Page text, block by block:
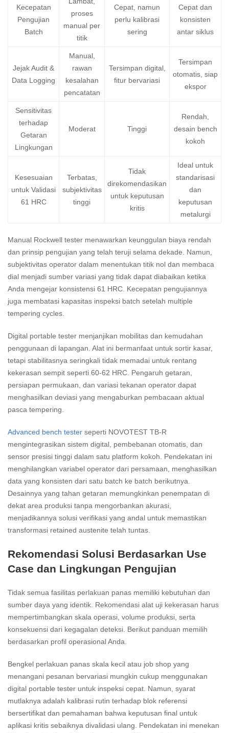
Kecepatan
Pengujian
Batch
proses
manual per
titik
Cepat, namun
perlu kalibrasi
sering
Cepat dan
konsisten
antar siklus
Jejak Audit &
Data Logging
Manual,
rawan
kesalahan
pencatatan
Tersimpan digital,
fitur bervariasi
Tersimpan
otomatis, siap
ekspor
Sensitivitas
terhadap
Getaran
Lingkungan
Moderat Tinggi
Rendah,
desain bench
kokoh
Kesesuaian
untuk Validasi
61 HRC
Terbatas,
subjektivitas
tinggi
Tidak
direkomendasikan
untuk keputusan
kritis
Ideal untuk
standarisasi
dan
keputusan
metalurgi
Manual Rockwell tester menawarkan keunggulan biaya rendah
dan prinsip pengujian yang telah teruji selama dekade. Namun,
subjektivitas operator dalam menentukan titik nol dan membaca
dial menjadi sumber variasi yang tidak dapat diabaikan ketika
Anda mengejar konsistensi 61 HRC. Kecepatan pengujiannya
juga membatasi kapasitas inspeksi batch setelah multiple
tempering cycles.
Digital portable tester menjanjikan mobilitas dan kemudahan
penggunaan di lapangan. Alat ini bermanfaat untuk sortir kasar,
tetapi stabilitasnya seringkali tidak memadai untuk rentang
kekerasan sempit seperti 60-62 HRC. Pengaruh getaran,
persiapan permukaan, dan variasi tekanan operator dapat
menghasilkan deviasi yang mengaburkan pembacaan aktual
pasca tempering.
Advanced bench tester seperti NOVOTEST TB-R
mengintegrasikan sistem digital, pembebanan otomatis, dan
sensor presisi tinggi dalam satu platform kokoh. Pendekatan ini
menghilangkan variabel operator dari persamaan, menghasilkan
data yang konsisten dari satu batch ke batch berikutnya.
Desainnya yang tahan getaran memungkinkan penempatan di
dekat area produksi tanpa mengorbankan akurasi,
menjadikannya solusi verifikasi yang andal untuk memastikan
transformasi retained austenite telah tuntas.
Rekomendasi Solusi Berdasarkan Use
Case dan Lingkungan Pengujian
Tidak semua fasilitas perlakuan panas memiliki kebutuhan dan
sumber daya yang identik. Rekomendasi alat uji kekerasan harus
mempertimbangkan skala operasi, volume produksi, serta
konsekuensi dari kegagalan deteksi. Berikut panduan memilih
berdasarkan profil operasional Anda.
Bengkel perlakuan panas skala kecil atau job shop yang
menangani pesanan bervariasi mungkin cukup menggunakan
digital portable tester untuk inspeksi cepat. Namun, syarat
mutlaknya adalah kalibrasi rutin terhadap blok referensi
bersertifikat dan pemahaman bahwa keputusan final untuk
aplikasi kritis sebaiknya divalidasi ulang. Pendekatan ini menekan